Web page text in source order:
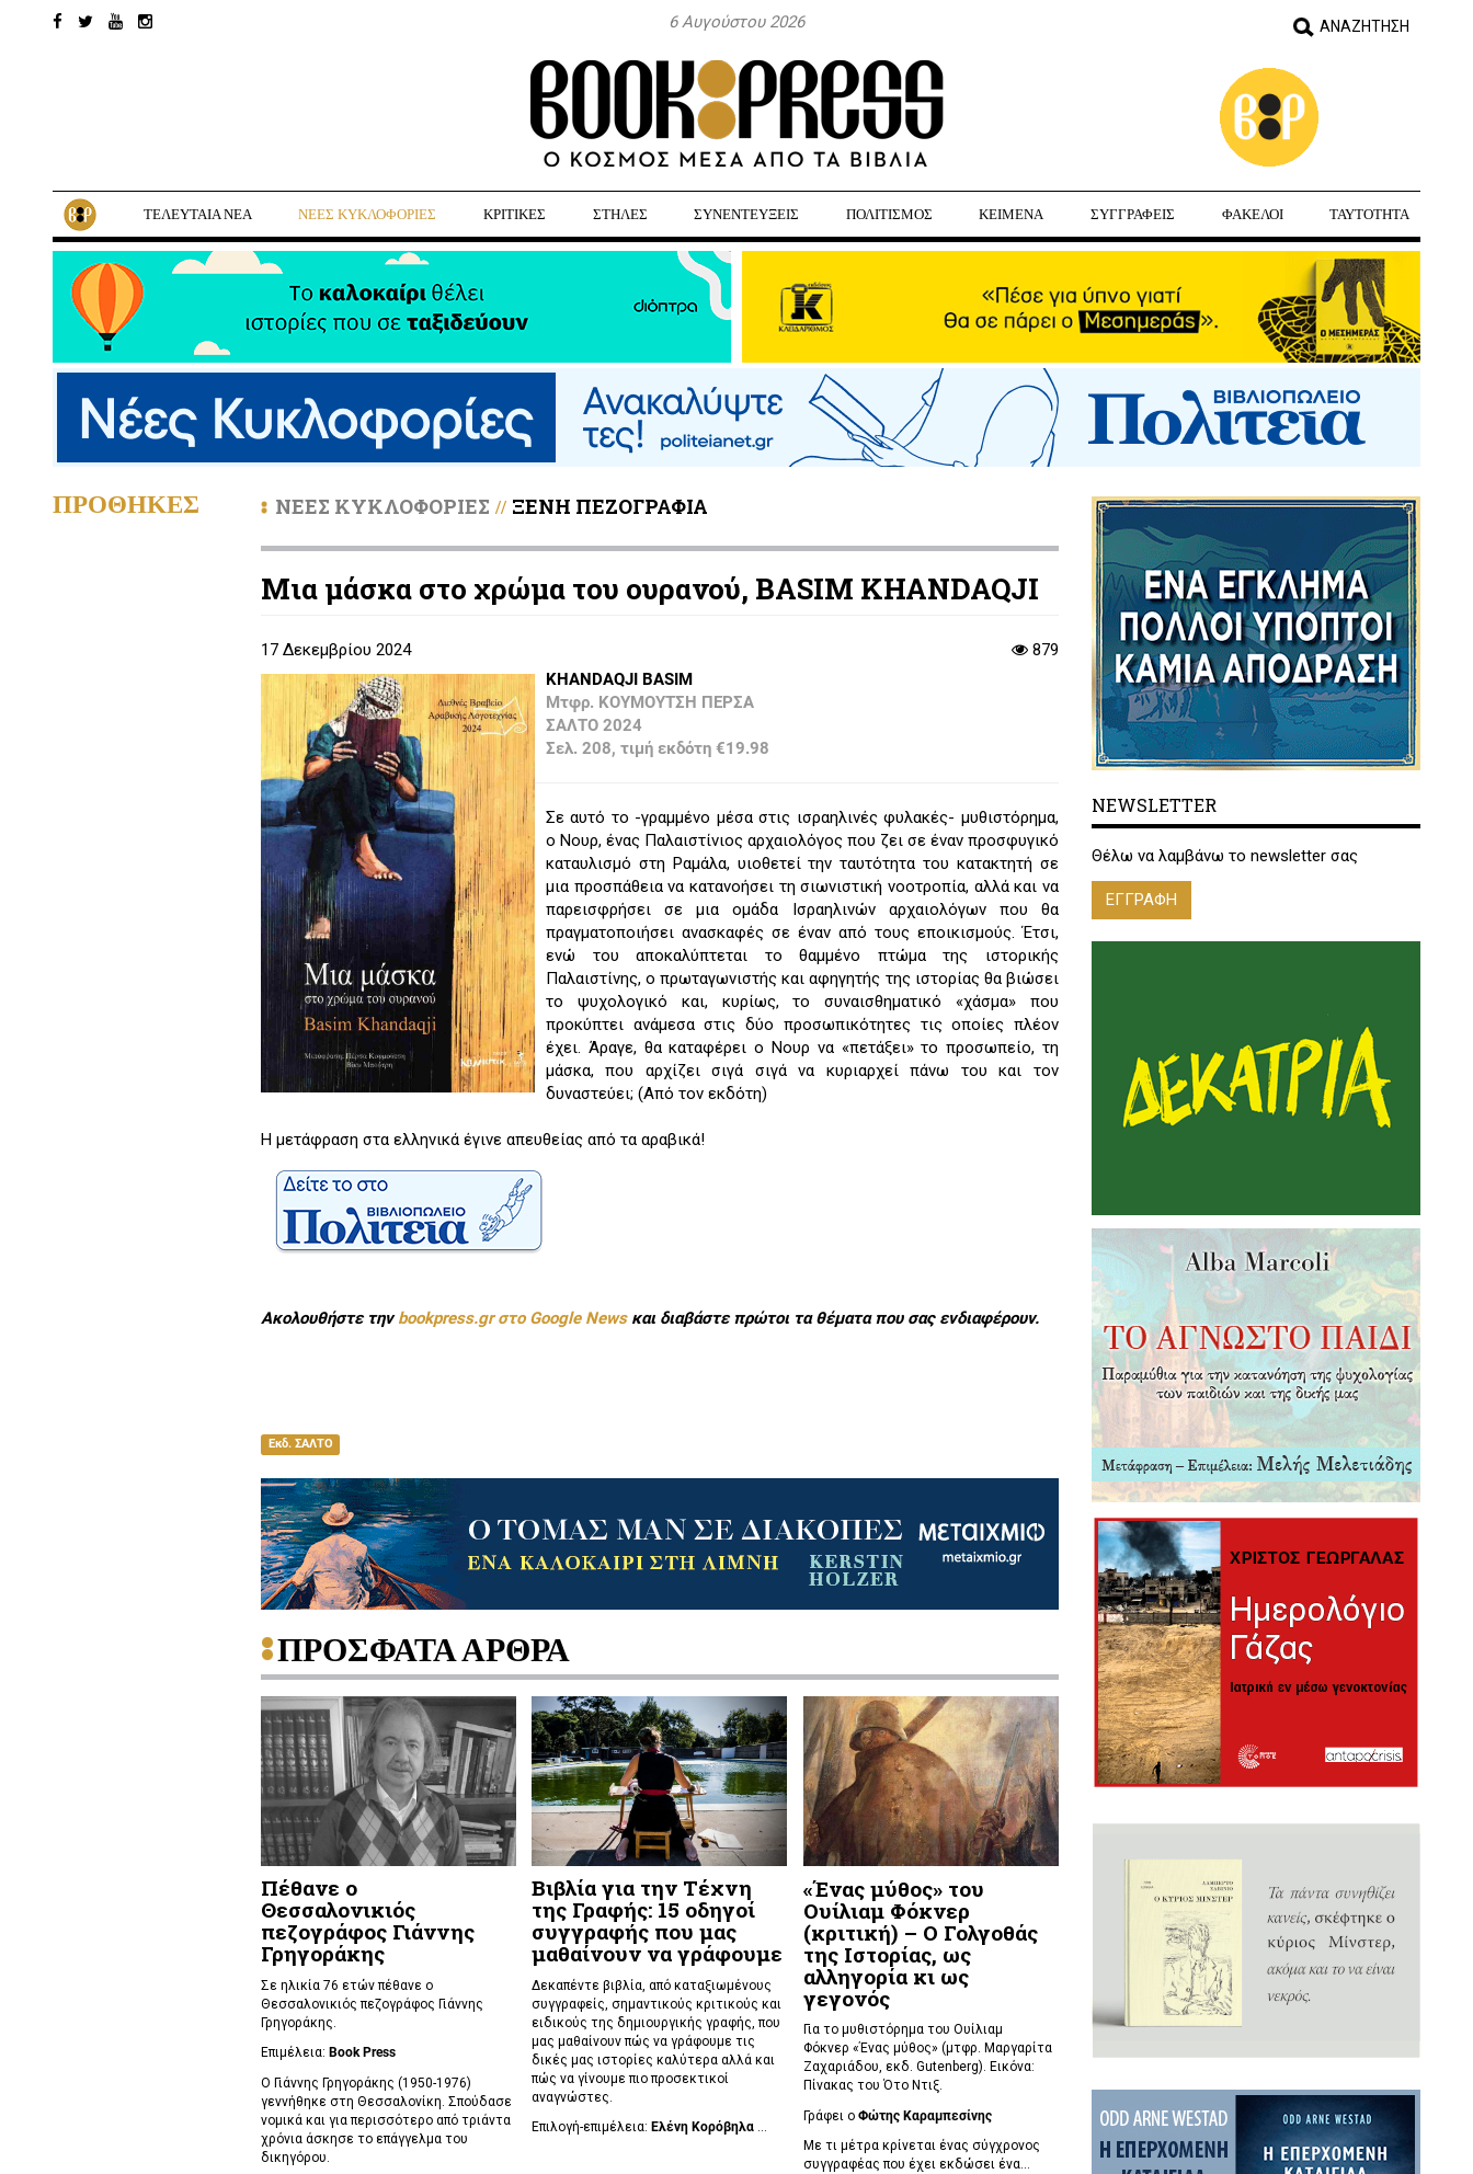
6 Αυγούστου 2026
ΤΕΛΕΥΤΑΙΑ ΝΕΑ ΝΕΕΣ ΚΥΚΛΟΦΟΡΙΕΣ ΚΡΙΤΙΚΕΣ ΣΤΗΛΕΣ ΣΥΝΕΝΤΕΥΞΕΙΣ ΠΟΛΙΤΙΣΜΟΣ ΚΕΙΜΕΝΑ ΣΥΓΓΡΑΦΕΙΣ ΦΑΚΕΛΟΙ ΤΑΥΤΟΤΗΤΑ
ΝΕΕΣ ΚΥΚΛΟΦΟΡΙΕΣ // ΞΕΝΗ ΠΕΖΟΓΡΑΦΙΑ
Μια μάσκα στο χρώμα του ουρανού, BASIM KHANDAQJI
17 Δεκεμβρίου 2024
879
KHANDAQJI BASIM
Μτφρ. ΚΟΥΜΟΥΤΣΗ ΠΕΡΣΑ
ΣΑΛΤΟ 2024
Σελ. 208, τιμή εκδότη €19.98
Σε αυτό το -γραμμένο μέσα στις ισραηλινές φυλακές- μυθιστόρημα,
ο Noυρ, ένας Παλαιστίνιος αρχαιολόγος που ζει σε έναν προσφυγικό
καταυλισμό στη Ραμάλα, υιοθετεί την ταυτότητα του κατακτητή σε
μια προσπάθεια να κατανοήσει τη σιωνιστική νοοτροπία, αλλά και να
παρεισφρήσει σε μια ομάδα Ισραηλινών αρχαιολόγων που θα
πραγματοποιήσει ανασκαφές σε έναν από τους εποικισμούς. Έτσι,
ενώ του αποκαλύπτεται το θαμμένο πτώμα της ιστορικής
Παλαιστίνης, ο πρωταγωνιστής και αφηγητής της ιστορίας θα βιώσει
το ψυχολογικό και, κυρίως, το συναισθηματικό «χάσμα» που
προκύπτει ανάμεσα στις δύο προσωπικότητες τις οποίες πλέον
έχει. Άραγε, θα καταφέρει ο Νουρ να «πετάξει» το προσωπείο, τη
μάσκα, που αρχίζει σιγά σιγά να κυριαρχεί πάνω του και τον
δυναστεύει; (Από τον εκδότη)
Η μετάφραση στα ελληνικά έγινε απευθείας από τα αραβικά!
Ακολουθήστε τηνbookpress.gr στο Google Newsκαι διαβάστε πρώτοι τα θέματα που σας ενδιαφέρουν.
Εκδ. ΣΑΛΤΟ
ΠΡΟΣΦΑΤΑ ΑΡΘΡΑ
Πέθανε ο
Θεσσαλονικιός
πεζογράφος Γιάννης
Γρηγοράκης
Σε ηλικία 76 ετών πέθανε ο
Θεσσαλονικιός πεζογράφος Γιάννης
Γρηγοράκης.
Επιμέλεια: Book Press
Ο Γιάννης Γρηγοράκης (1950-1976)
γεννήθηκε στη Θεσσαλονίκη. Σπούδασε
νομικά και για περισσότερο από τριάντα
χρόνια άσκησε το επάγγελμα του
δικηγόρου.
Βιβλία για την Τέχνη
της Γραφής: 15 οδηγοί
συγγραφής που μας
μαθαίνουν να γράφουμε
Δεκαπέντε βιβλία, από καταξιωμένους
συγγραφείς, σημαντικούς κριτικούς και
ειδικούς της δημιουργικής γραφής, που
μας μαθαίνουν πώς να γράφουμε τις
δικές μας ιστορίες καλύτερα αλλά και
πώς να γίνουμε πιο προσεκτικοί
αναγνώστες.
Επιλογή-επιμέλεια: Ελένη Κορόβηλα ...
«Ένας μύθος» του
Ουίλιαμ Φόκνερ
(κριτική) – Ο Γολγοθάς
της Ιστορίας, ως
αλληγορία κι ως
γεγονός
Για το μυθιστόρημα του Ουίλιαμ
Φόκνερ «Ένας μύθος» (μτφρ. Μαργαρίτα
Ζαχαριάδου, εκδ. Gutenberg). Εικόνα:
Πίνακας του Ότο Ντιξ.
Γράφει ο Φώτης Καραμπεσίνης
Με τι μέτρα κρίνεται ένας σύγχρονος
συγγραφέας που έχει εκδώσει ένα...
ΠΡΟΘΗΚΕΣ
NEWSLETTER
Θέλω να λαμβάνω το newsletter σας
ΕΓΓΡΑΦΗ